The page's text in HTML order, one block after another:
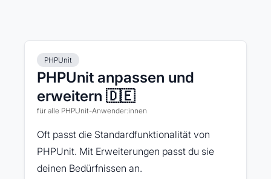
PHPUnit
PHPUnit anpassen und
erweitern 🇩🇪
für alle PHPUnit-Anwender:innen
Oft passt die Standardfunktionalität von
PHPUnit. Mit Erweiterungen passt du sie
deinen Bedürfnissen an.